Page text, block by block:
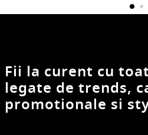
Fii la curent cu
legate de trends,
promotionale si